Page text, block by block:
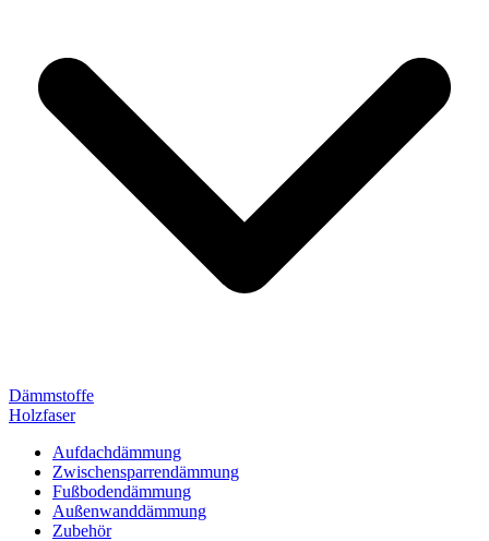
Dämmstoffe
Holzfaser
Aufdachdämmung
Zwischensparrendämmung
Fußbodendämmung
Außenwanddämmung
Zubehör